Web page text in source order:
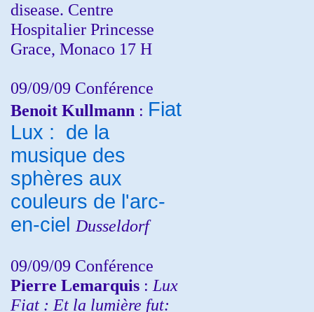
disease. Centre
Hospitalier Princesse
Grace, Monaco 17 H
09/09/09 Conférence
Benoit Kullmann : Fiat
Lux : de la
musique des
sphères aux
couleurs de l'arc-
en-ciel Dusseldorf
09/09/09 Conférence
Pierre Lemarquis : Lux
Fiat : Et la lumière fut: